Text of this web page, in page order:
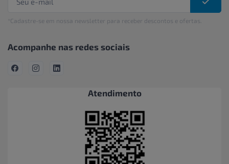
*Cadastre-se em nossa newsletter para receber descontos e ofertas.
Acompanhe nas redes sociais
Atendimento